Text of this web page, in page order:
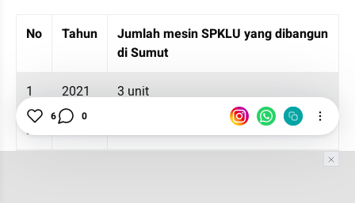
No Tahun
Jumlah mesin SPKLU yang dibangun
di Sumut
1 2021 3 unit
2 2022 14 unit
6 0